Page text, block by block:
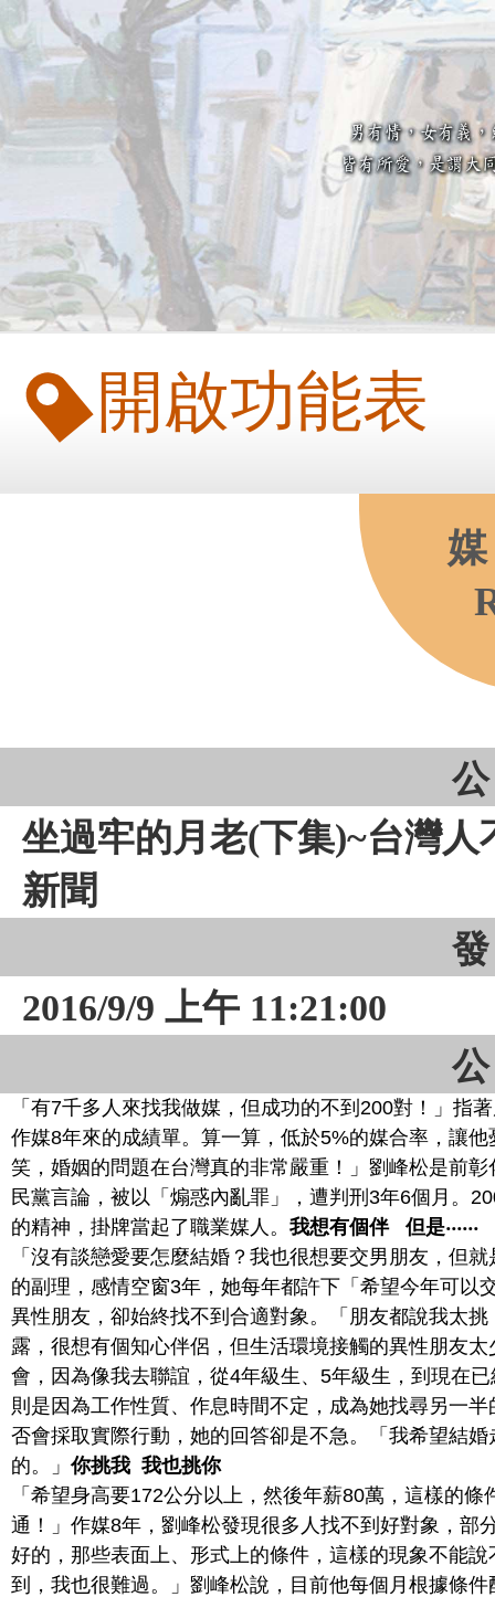
開啟功能表
坐過牢的月老(下集)~台灣人
新聞
2016/9/9 上午 11:21:00
「有7千多人來找我做媒，但成功的不到200對！」指
作媒8年來的成績單。算一算，低於5%的媒合率，讓
笑，婚姻的問題在台灣真的非常嚴重！」 劉峰松是前彰
民黨言論，被以「煽惑內亂罪」，遭判刑3年6個月。
的精神，掛牌當起了職業媒人。 我想有個伴 但是‧‧‧‧‧‧
「沒有談戀愛要怎麼結婚？我也很想要交男朋友，但
的副理，感情空窗3年，她每年都許下「希望今年可
異性朋友，卻始終找不到合適對象。「朋友都說我太
露，很想有個知心伴侶，但生活環境接觸的異性朋友
會，因為像我去聯誼，從4年級生、5年級生，到現在
則是因為工作性質、作息時間不定，成為她找尋另一
否會採取實際行動，她的回答卻是不急。「我希望結
的。」你挑我 我也挑你
「希望身高要172公分以上，然後年薪80萬，這樣的
通！」作媒8年，劉峰松發現很多人找不到好對象，部
好的，那些表面上、形式上的條件，這樣的現象不能
到，我也很難過。」 劉峰松說，目前他每個月根據條